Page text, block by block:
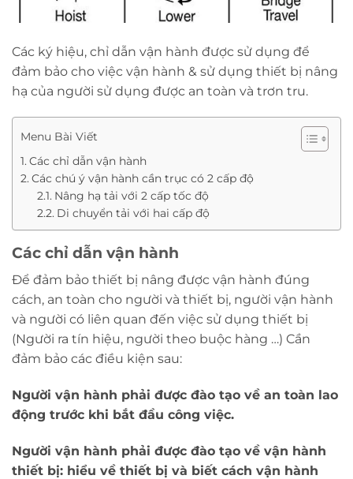
Các ký hiệu, chỉ dẫn vận hành được sử dụng để
đảm bảo cho việc vận hành & sử dụng thiết bị nâng
hạ của người sử dụng được an toàn và trơn tru.
Menu Bài Viết
Các chỉ dẫn vận hành
Các chú ý vận hành cần trục có 2 cấp độ
Nâng hạ tải với 2 cấp tốc độ
Di chuyển tải với hai cấp độ
Các chỉ dẫn vận hành
Để đảm bảo thiết bị nâng được vận hành đúng
cách, an toàn cho người và thiết bị, người vận hành
và người có liên quan đến việc sử dụng thiết bị
(Người ra tín hiệu, người theo buộc hàng …) Cần
đảm bảo các điều kiện sau:
Người vận hành phải được đào tạo về an toàn lao
động trước khi bắt đầu công việc.
Người vận hành phải được đào tạo về vận hành
thiết bị: hiểu về thiết bị và biết cách vận hành